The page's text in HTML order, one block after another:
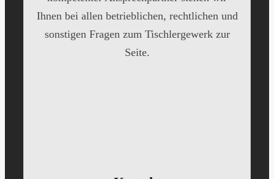
Ihnen bei allen betrieblichen, rechtlichen und
sonstigen Fragen zum Tischlergewerk zur
Seite.